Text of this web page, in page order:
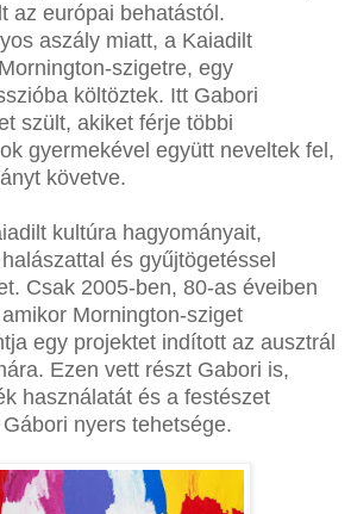
az európai behatástól.
aszály miatt, a Kaiadilt
szigetre, egy
költöztek. Itt Gabori
szült, akiket férje többi
gyermekével együtt neveltek fel,
követve.
kultúra hagyományait,
és gyűjtögetéssel
Csak 2005-ben, 80-as éveiben
Mornington-sziget
egy projektet indított az ausztrál
Ezen vett részt Gabori is,
használatát és a festészet
nyers tehetsége.